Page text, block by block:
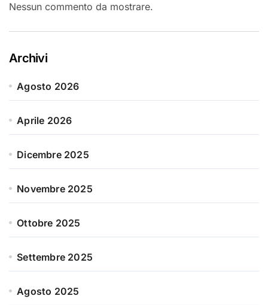
Nessun commento da mostrare.
Archivi
Agosto 2026
Aprile 2026
Dicembre 2025
Novembre 2025
Ottobre 2025
Settembre 2025
Agosto 2025